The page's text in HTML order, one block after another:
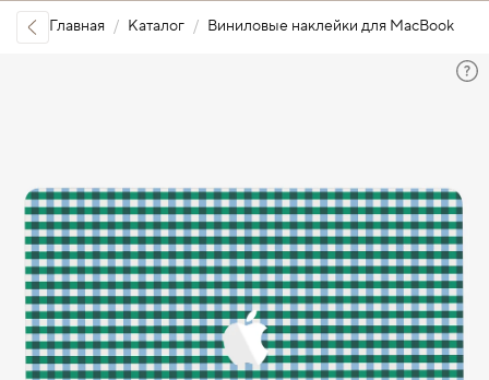
Главная Каталог Виниловые наклейки для MacBook